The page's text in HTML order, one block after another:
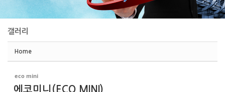
갤러리
Home
eco mini
에코미니(ECO MINI)